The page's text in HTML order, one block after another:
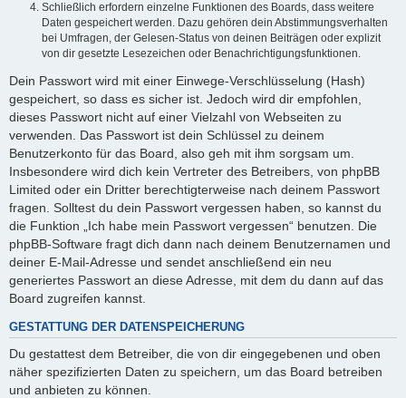
Schließlich erfordern einzelne Funktionen des Boards, dass weitere
Daten gespeichert werden. Dazu gehören dein Abstimmungsverhalten
bei Umfragen, der Gelesen-Status von deinen Beiträgen oder explizit
von dir gesetzte Lesezeichen oder Benachrichtigungsfunktionen.
Dein Passwort wird mit einer Einwege-Verschlüsselung (Hash)
gespeichert, so dass es sicher ist. Jedoch wird dir empfohlen,
dieses Passwort nicht auf einer Vielzahl von Webseiten zu
verwenden. Das Passwort ist dein Schlüssel zu deinem
Benutzerkonto für das Board, also geh mit ihm sorgsam um.
Insbesondere wird dich kein Vertreter des Betreibers, von phpBB
Limited oder ein Dritter berechtigterweise nach deinem Passwort
fragen. Solltest du dein Passwort vergessen haben, so kannst du
die Funktion „Ich habe mein Passwort vergessen“ benutzen. Die
phpBB-Software fragt dich dann nach deinem Benutzernamen und
deiner E-Mail-Adresse und sendet anschließend ein neu
generiertes Passwort an diese Adresse, mit dem du dann auf das
Board zugreifen kannst.
GESTATTUNG DER DATENSPEICHERUNG
Du gestattest dem Betreiber, die von dir eingegebenen und oben
näher spezifizierten Daten zu speichern, um das Board betreiben
und anbieten zu können.